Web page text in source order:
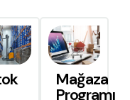
Mağaza
Programı